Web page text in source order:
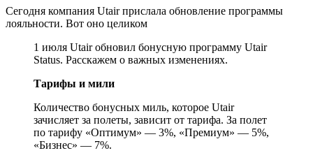
Сегодня компания Utair прислала обновление программы
лояльности. Вот оно целиком
1 июля Utair обновил бонусную программу Utair
Status. Расскажем о важных изменениях.
Тарифы и мили
Количество бонусных миль, которое Utair
зачисляет за полеты, зависит от тарифа. За полет
по тарифу «Оптимум» — 3%, «Премиум» — 5%,
«Бизнес» — 7%.